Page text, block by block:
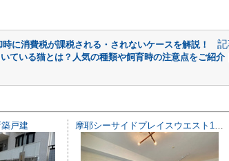
に消費税が課税される・されないケースを解説！
ている猫とは？人気の種類や飼育時の注意点をご紹
戸建